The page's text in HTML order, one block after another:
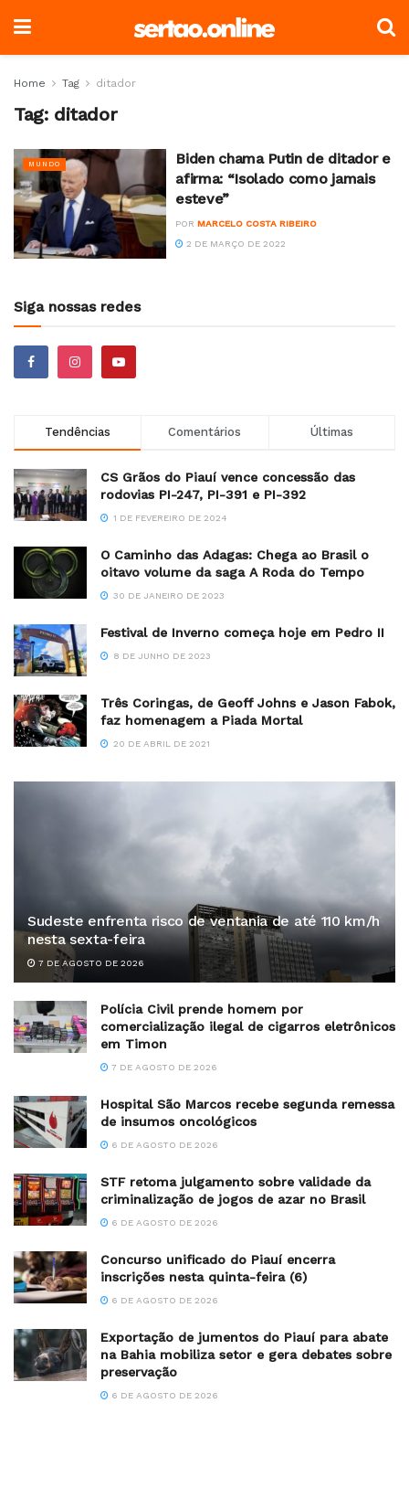
Home Tag ditador
Tag: ditador
MUNDO
Biden chama Putin de ditador e
afirma: “Isolado como jamais
esteve”
POR MARCELO COSTA RIBEIRO
2 DE MARÇO DE 2022
Siga nossas redes
Tendências Comentários Últimas
CS Grãos do Piauí vence concessão das
rodovias PI-247, PI-391 e PI-392
1 DE FEVEREIRO DE 2024
O Caminho das Adagas: Chega ao Brasil o
oitavo volume da saga A Roda do Tempo
30 DE JANEIRO DE 2023
Festival de Inverno começa hoje em Pedro II
8 DE JUNHO DE 2023
Três Coringas, de Geoff Johns e Jason Fabok,
faz homenagem a Piada Mortal
20 DE ABRIL DE 2021
Sudeste enfrenta risco de ventania de até 110 km/h
nesta sexta-feira
7 DE AGOSTO DE 2026
Polícia Civil prende homem por
comercialização ilegal de cigarros eletrônicos
em Timon
7 DE AGOSTO DE 2026
Hospital São Marcos recebe segunda remessa
de insumos oncológicos
6 DE AGOSTO DE 2026
STF retoma julgamento sobre validade da
criminalização de jogos de azar no Brasil
6 DE AGOSTO DE 2026
Concurso unificado do Piauí encerra
inscrições nesta quinta-feira (6)
6 DE AGOSTO DE 2026
Exportação de jumentos do Piauí para abate
na Bahia mobiliza setor e gera debates sobre
preservação
6 DE AGOSTO DE 2026